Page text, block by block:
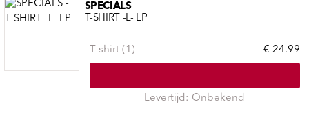
SPECIALS
T-SHIRT -L- LP
T-shirt (1) € 24.99
Levertijd: Onbekend